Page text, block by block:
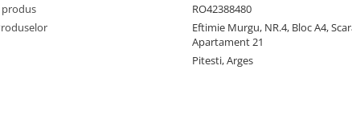
produs
RO42388480
Eftimie Murgu, NR.4, Bloc A4,
Apartament 21
Pitesti, Arges